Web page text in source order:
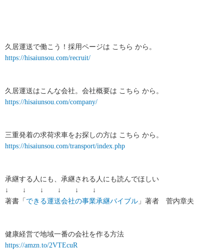
久居運送で働こう！採用ページは こちら から。
https://hisaiunsou.com/recruit/
久居運送はこんな会社。会社概要は こちら から。
https://hisaiunsou.com/company/
三重発着の求荷求車をお探しの方は こちら から。
https://hisaiunsou.com/transport/index.php
承継する人にも、承継される人にも読んでほしい
↓ ↓ ↓ ↓ ↓ ↓
著書「 できる運送会社の事業承継バイブル 」著者 菅内章夫
健康経営で地域一番の会社を作る方法
https://amzn.to/2VTEcuR